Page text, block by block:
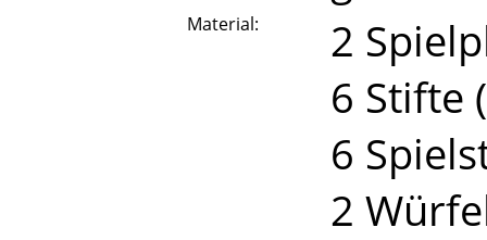
Material:
2
6 Stifte
6
2